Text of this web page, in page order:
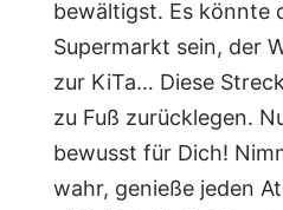
bewältigst. Es könnte
Supermarkt sein, der
zur KiTa… Diese
zu Fuß zurücklegen.
bewusst für Dich!
wahr, genieße jeden